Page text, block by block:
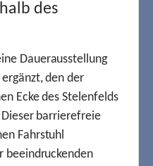
des
Dauerausstellung
ergänzt, den der
Ecke des Stelenfelds
barrierefreie
Fahrstuhl
beeindruckenden